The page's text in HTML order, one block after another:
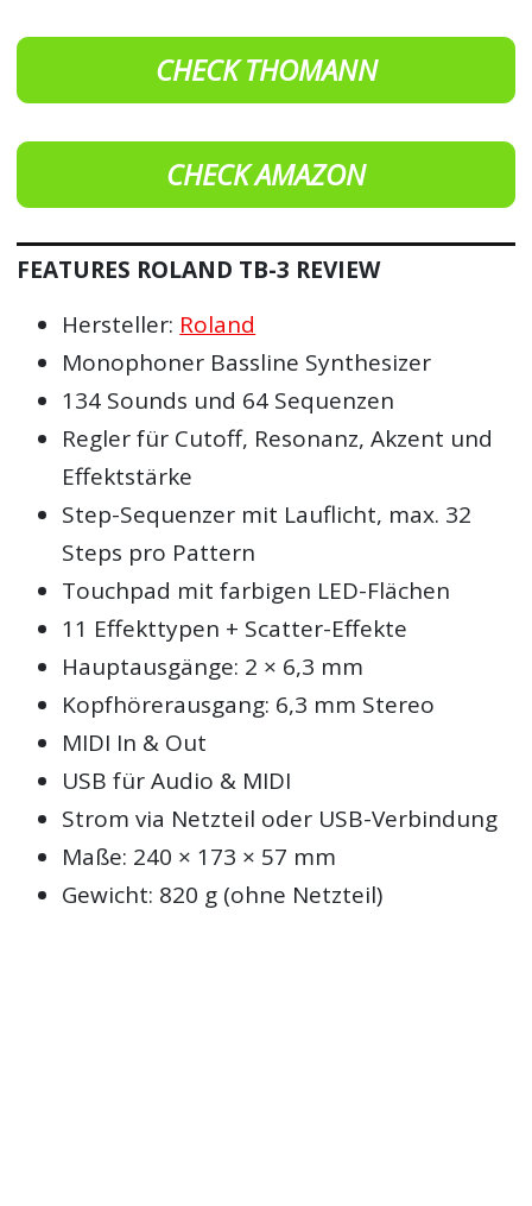
CHECK THOMANN
CHECK AMAZON
FEATURES ROLAND TB-3 REVIEW
Hersteller: Roland
Monophoner Bassline Synthesizer
134 Sounds und 64 Sequenzen
Regler für Cutoff, Resonanz, Akzent und
Effektstärke
Step-Sequenzer mit Lauflicht, max. 32
Steps pro Pattern
Touchpad mit farbigen LED-Flächen
11 Effekttypen + Scatter-Effekte
Hauptausgänge: 2 × 6,3 mm
Kopfhörerausgang: 6,3 mm Stereo
MIDI In & Out
USB für Audio & MIDI
Strom via Netzteil oder USB-Verbindung
Maße: 240 × 173 × 57 mm
Gewicht: 820 g (ohne Netzteil)